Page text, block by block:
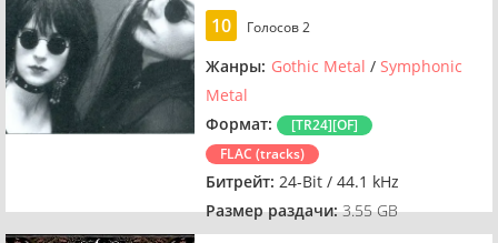
10 Голосов2
Жанры: Gothic Metal / Symphonic
Metal
Формат:
[TR24][OF]
FLAC (tracks)
Битрейт: 24-Bit / 44.1 kHz
Размер раздачи: 3.55 GB